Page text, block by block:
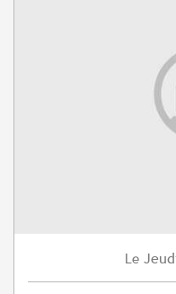
Le